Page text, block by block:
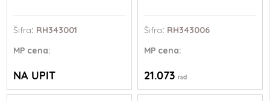
Šifra: RH343001
MP cena:
NA UPIT
Šifra: RH343006
MPcena:
21.073 rsd